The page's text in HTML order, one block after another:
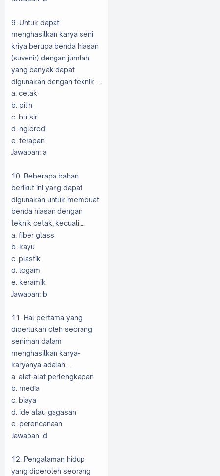
9. Untuk dapat
menghasilkan karya seni
kriya berupa benda hiasan
(suvenir) dengan jumlah
yang banyak dapat
digunakan dengan teknik....
a. cetak
b. pilin
c. butsir
d. nglorod
e. terapan
Jawaban: a
10. Beberapa bahan
berikut ini yang dapat
digunakan untuk membuat
benda hiasan dengan
teknik cetak, kecuali....
a. fiber glass.
b. kayu
c. plastik
d. logam
e. keramik
Jawaban: b
11. Hal pertama yang
diperlukan oleh seorang
seniman dalam
menghasilkan karya-
karyanya adalah....
a. alat-alat perlengkapan
b. media
c. biaya
d. ide atau gagasan
e. perencanaan
Jawaban: d
12. Pengalaman hidup
yang diperoleh seorang